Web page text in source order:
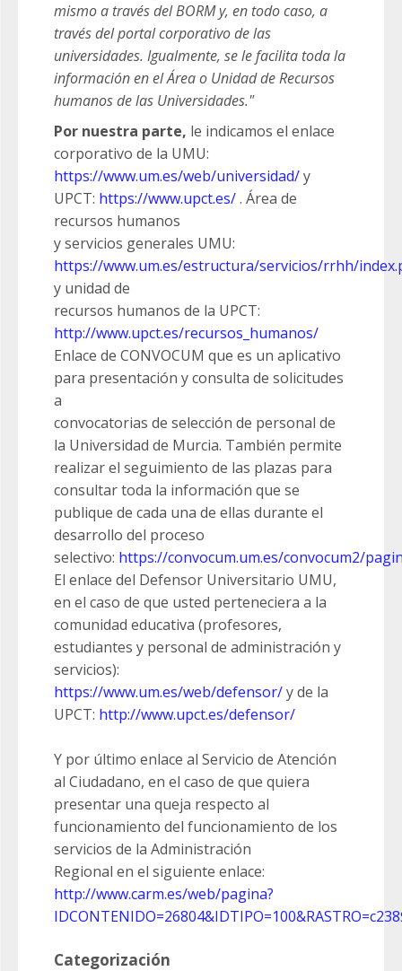
mismo a través del BORM y, en todo caso, a
través del portal corporativo de las
universidades. Igualmente, se le facilita toda la
información en el Área o Unidad de Recursos
humanos de las Universidades."
Por nuestra parte, le indicamos el enlace
corporativo de la UMU:
https://www.um.es/web/universidad/y
UPCT: https://www.upct.es/. Área de
recursos humanos
y servicios generales UMU:
https://www.um.es/estructura/servicios/rrhh/
y unidad de
recursos humanos de la UPCT:
http://www.upct.es/recursos_humanos/
Enlace de CONVOCUM que es un aplicativo
para presentación y consulta de solicitudes
a
convocatorias de selección de personal de
la Universidad de Murcia. También permite
realizar el seguimiento de las plazas para
consultar toda la información que se
publique de cada una de ellas durante el
desarrollo del proceso
selectivo: https://convocum.um.es/convocum2/
El enlace del Defensor Universitario UMU,
en el caso de que usted perteneciera a la
comunidad educativa (profesores,
estudiantes y personal de administración y
servicios):
https://www.um.es/web/defensor/y de la
UPCT: http://www.upct.es/defensor/
Y por último enlace al Servicio de Atención
al Ciudadano, en el caso de que quiera
presentar una queja respecto al
funcionamiento del funcionamiento de los
servicios de la Administración
Regional en el siguiente enlace:
http://www.carm.es/web/pagina?
Categorización